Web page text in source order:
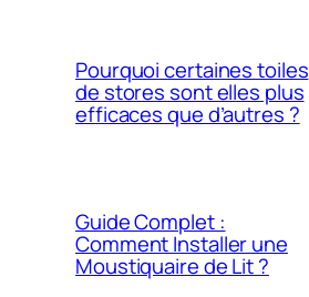
Pourquoi certaines toiles
de stores sont elles plus
efficaces que d’autres ?
Guide Complet :
Comment Installer une
Moustiquaire de Lit ?